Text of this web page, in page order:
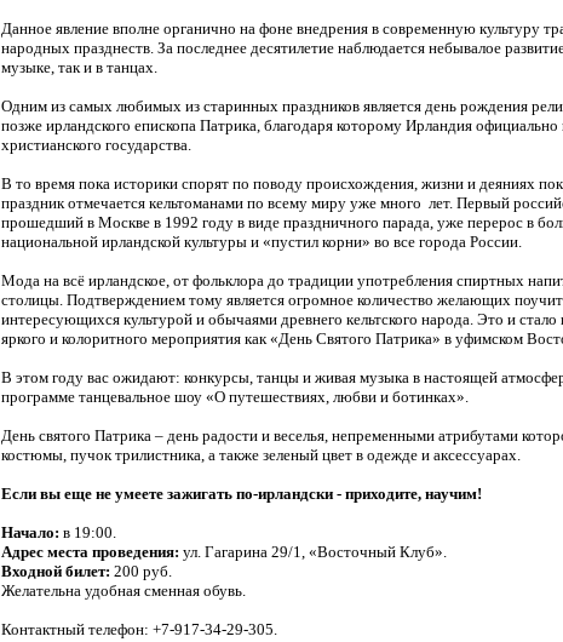
Данное явление вполне органично на фоне внедрения в современную культуру
народных празднеств. За последнее десятилетие наблюдается небывалое
музыке, так и в танцах
Одним из самых любимых из старинных праздников является день рождения
позже ирландского епископа Патрика, благодаря которому Ирландия официально
христианского государства.
В то время пока историки спорят по поводу происхождения, жизни и деяниях
праздник отмечается кельтоманами по всему миру уже много лет. Первый
прошедший в Москве в 1992 году в виде праздничного парада, уже перерос в
национальной ирландской культуры и «пустил корни» во все города России.
Мода на всё ирландское, от фольклора до традиции употребления спиртных
столицы. Подтверждением тому является огромное количество желающих
интересующихся культурой и обычаями древнего кельтского народа. Это и
яркого и колоритного мероприятия как «День Святого Патрика» в уфимском
В этом году вас ожидают: конкурсы, танцы и живая музыка в настоящей
программе танцевальное шоу «О путешествиях, любви и ботинках».
День святого Патрика – день радости и веселья, непременными атрибутами
костюмы, пучок трилистника, а также зеленый цвет в одежде и аксессуарах.
Если вы еще не умеете зажигать по-ирландски - приходите, научим!
Начало: в 19:00.
Адрес места проведения: ул. Гагарина 29/1, «Восточный Клуб».
Входной билет: 200 руб.
Желательна удобная сменная обувь.
Контактный телефон: +7-917-34-29-305.